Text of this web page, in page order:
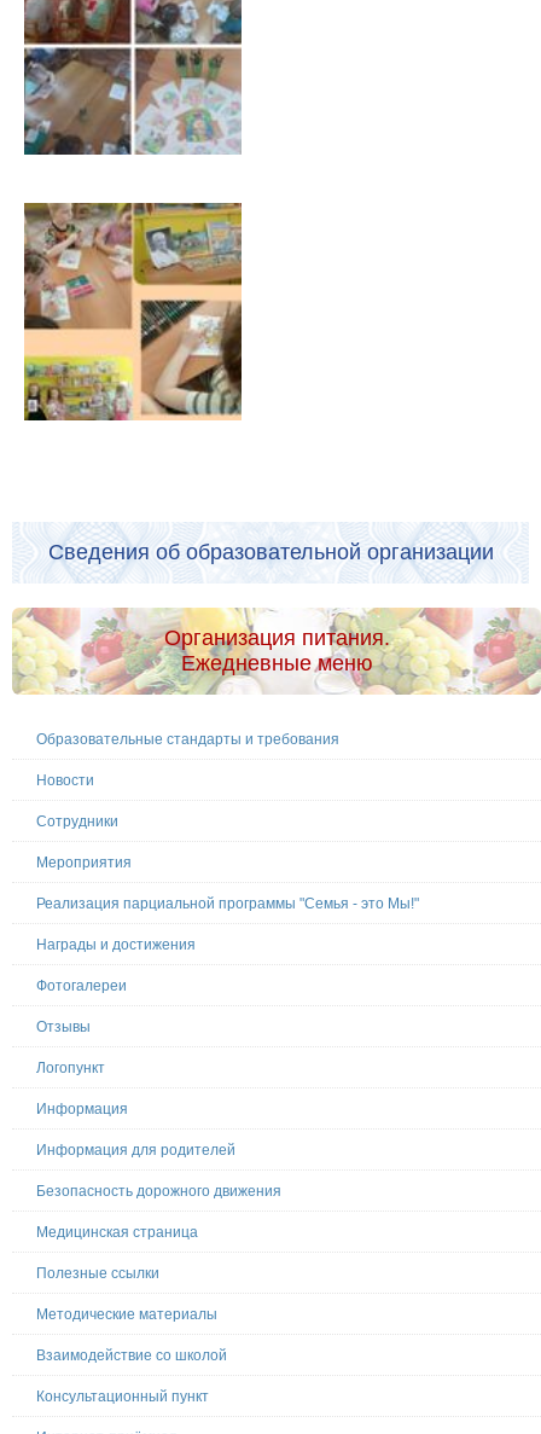
Сведения об образовательной организации
Организация питания.
Ежедневные меню
Образовательные стандарты и требования
Новости
Сотрудники
Мероприятия
Реализация парциальной программы "Семья - это Мы!"
Награды и достижения
Фотогалереи
Отзывы
Логопункт
Информация
Информация для родителей
Безопасность дорожного движения
Медицинская страница
Полезные ссылки
Методические материалы
Взаимодействие со школой
Консультационный пункт